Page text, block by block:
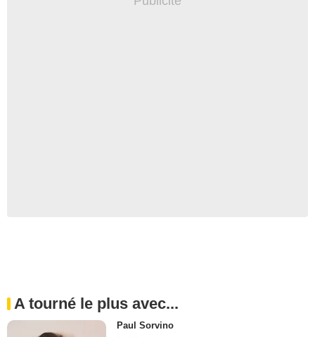
A tourné le plus avec...
Paul Sorvino